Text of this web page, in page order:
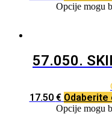
Opcije mogu
57.050.
17.50 € Odaberite
Opcije mogu